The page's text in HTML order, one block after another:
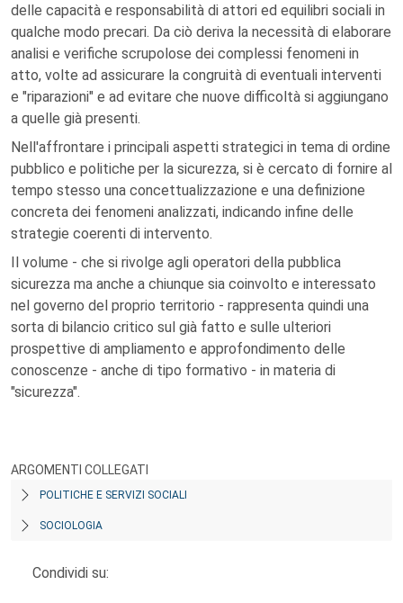
delle capacità e responsabilità di attori ed equilibri sociali in
qualche modo precari. Da ciò deriva la necessità di elaborare
analisi e verifiche scrupolose dei complessi fenomeni in
atto, volte ad assicurare la congruità di eventuali interventi
e "riparazioni" e ad evitare che nuove difficoltà si aggiungano
a quelle già presenti.
Nell'affrontare i principali aspetti strategici in tema di ordine
pubblico e politiche per la sicurezza, si è cercato di fornire al
tempo stesso una concettualizzazione e una definizione
concreta dei fenomeni analizzati, indicando infine delle
strategie coerenti di intervento.
Il volume - che si rivolge agli operatori della pubblica
sicurezza ma anche a chiunque sia coinvolto e interessato
nel governo del proprio territorio - rappresenta quindi una
sorta di bilancio critico sul già fatto e sulle ulteriori
prospettive di ampliamento e approfondimento delle
conoscenze - anche di tipo formativo - in materia di
"sicurezza".
ARGOMENTI COLLEGATI
POLITICHE E SERVIZI SOCIALI
SOCIOLOGIA
Condividi su: